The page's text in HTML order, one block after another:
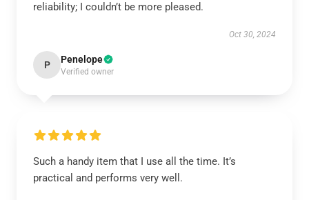
reliability; I couldn’t be more pleased.
Oct 30, 2024
P Penelope
Verified owner
Such a handy item that I use all the time. It’s
practical and performs very well.